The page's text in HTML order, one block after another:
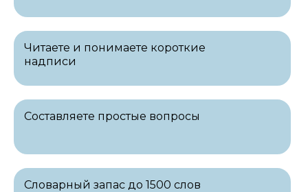
Читаете и понимаете короткие
надписи
Составляете простые вопросы
Словарный запас до 1500 слов